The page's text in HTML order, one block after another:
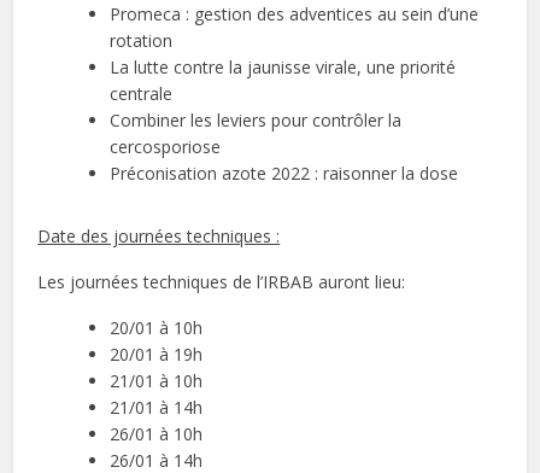
Promeca : gestion des adventices au sein d’une
rotation
La lutte contre la jaunisse virale, une priorité
centrale
Combiner les leviers pour contrôler la
cercosporiose
Préconisation azote 2022 : raisonner la dose
Date des journées techniques :
Les journées techniques de l’IRBAB auront lieu:
20/01 à 10h
20/01 à 19h
21/01 à 10h
21/01 à 14h
26/01 à 10h
26/01 à 14h